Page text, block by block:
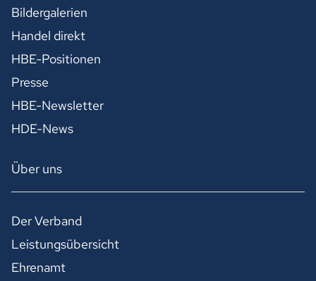
Bildergalerien
Handel direkt
HBE-Positionen
Presse
HBE-Newsletter
HDE-News
Über uns
Der Verband
Leistungsübersicht
Ehrenamt